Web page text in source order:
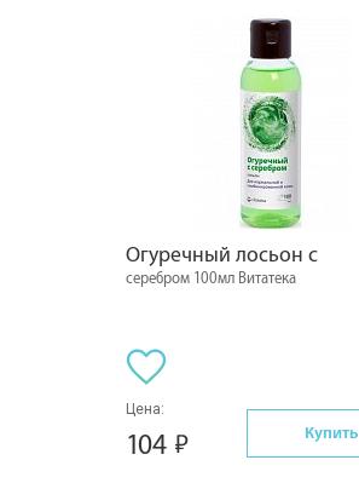
Огуречный лосьон с
серебром 100мл Витатека
Цена:
104 Купить